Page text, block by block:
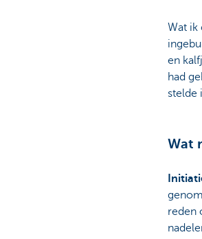
Wat ik
en
had
stelde
Wat
reden